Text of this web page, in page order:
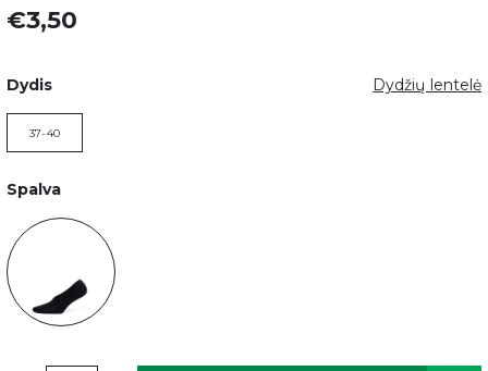
€3,50
Dydis Dydžių lentelė
37-40
Spalva